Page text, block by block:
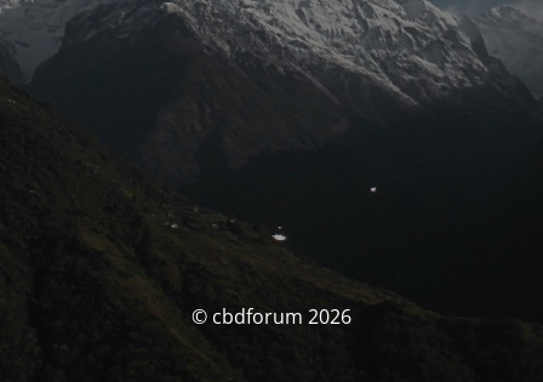
© cbdforum 2026